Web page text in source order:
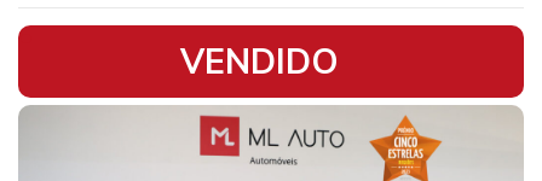
•
VENDIDO